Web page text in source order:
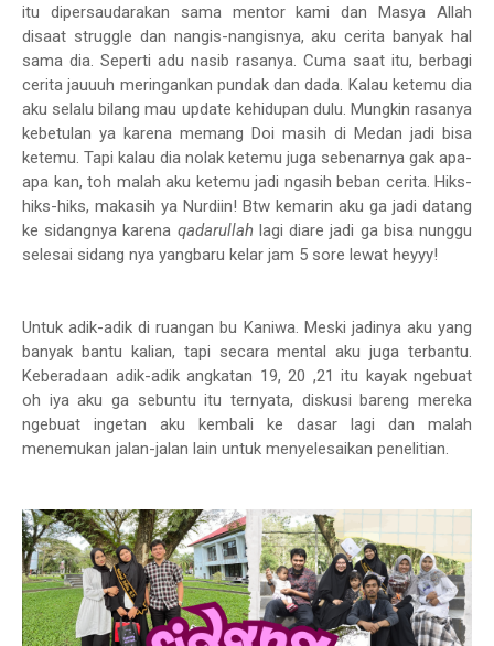
itu dipersaudarakan sama mentor kami dan Masya Allah
disaat struggle dan nangis-nangisnya, aku cerita banyak hal
sama dia. Seperti adu nasib rasanya. Cuma saat itu, berbagi
cerita jauuuh meringankan pundak dan dada. Kalau ketemu dia
aku selalu bilang mau update kehidupan dulu. Mungkin rasanya
kebetulan ya karena memang Doi masih di Medan jadi bisa
ketemu. Tapi kalau dia nolak ketemu juga sebenarnya gak apa-
apa kan, toh malah aku ketemu jadi ngasih beban cerita. Hiks-
hiks-hiks, makasih ya Nurdiin! Btw kemarin aku ga jadi datang
ke sidangnya karena qadarullah lagi diare jadi ga bisa nunggu
selesai sidang nya yangbaru kelar jam 5 sore lewat heyyy!
Untuk adik-adik di ruangan bu Kaniwa. Meski jadinya aku yang
banyak bantu kalian, tapi secara mental aku juga terbantu.
Keberadaan adik-adik angkatan 19, 20 ,21 itu kayak ngebuat
oh iya aku ga sebuntu itu ternyata, diskusi bareng mereka
ngebuat ingetan aku kembali ke dasar lagi dan malah
menemukan jalan-jalan lain untuk menyelesaikan penelitian.